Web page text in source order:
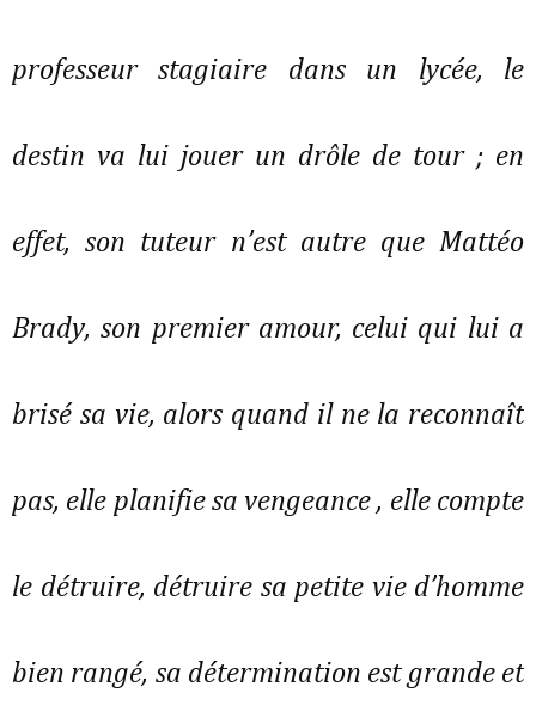
professeur stagiaire dans un lycée, le
destin va lui jouer un drôle de tour ; en
effet, son tuteur n’est autre que Mattéo
Brady, son premier amour, celui qui lui a
brisé sa vie, alors quand il ne la reconnaît
pas, elle planifie sa vengeance , elle compte
le détruire, détruire sa petite vie d’homme
bien rangé, sa détermination est grande et